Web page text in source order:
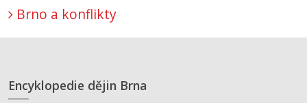
Brno a konflikty
Encyklopedie dějin Brna